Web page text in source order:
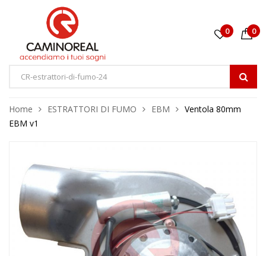
0 0
Home ESTRATTORI DI FUMO EBM
Ventola 80mm
EBM v1